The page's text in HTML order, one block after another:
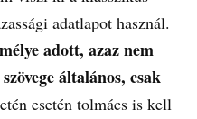
adatlapot használ.
adott, azaz nem
általános, csak
esetén tolmács is kell